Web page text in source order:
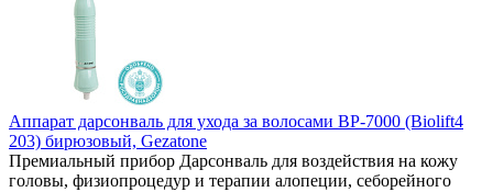
Аппарат дарсонваль для ухода за волосами BP-7000 (Biolift4
203) бирюзовый, Gezatone
Премиальный прибор Дарсонваль для воздействия на кожу
головы, физиопроцедур и терапии алопеции, себорейного